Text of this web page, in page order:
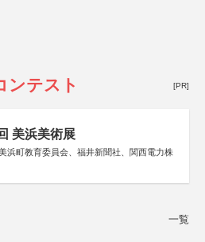
ンテスト [PR]
美浜美術展
浜町教育委員会、福井新聞社、関西電力株
一覧